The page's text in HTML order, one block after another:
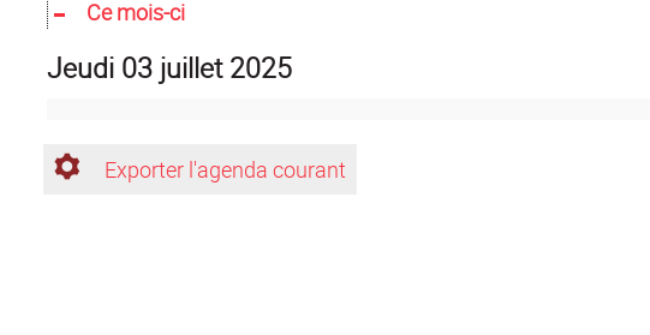
Ce mois-ci
jeudi 03 juillet 2025
Exporter l'agenda courant